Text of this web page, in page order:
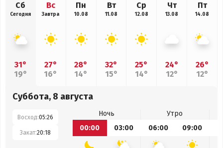
Сб
Сегодня
31°
19°
Вс
Завтра
27°
16°
Пн
10.08
28°
14°
Вт
11.08
32°
15°
Ср
12.08
25°
14°
Чт
13.08
24°
12°
Пт
14.08
26°
12°
Суббота, 8 августа
Восход:05:26
Закат:20:18
Ночь
Утро
00:00
03:00 06:00 09:00